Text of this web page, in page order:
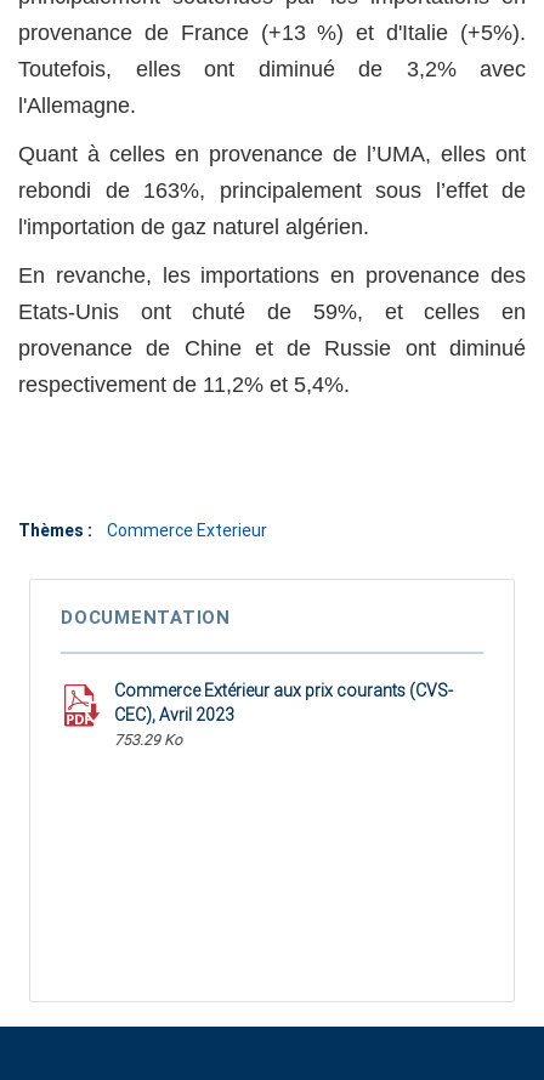
provenance de France (+13 %) et d'Italie (+5%).
Toutefois, elles ont diminué de 3,2% avec
l'Allemagne.
Quant à celles en provenance de l’UMA, elles ont
rebondi de 163%, principalement sous l’effet de
l'importation de gaz naturel algérien.
En revanche, les importations en provenance des
Etats-Unis ont chuté de 59%, et celles en
provenance de Chine et de Russie ont diminué
respectivement de 11,2% et 5,4%.
Thèmes : Commerce Exterieur
DOCUMENTATION
Commerce Extérieur aux prix courants (CVS-
CEC), Avril 2023
753.29 Ko